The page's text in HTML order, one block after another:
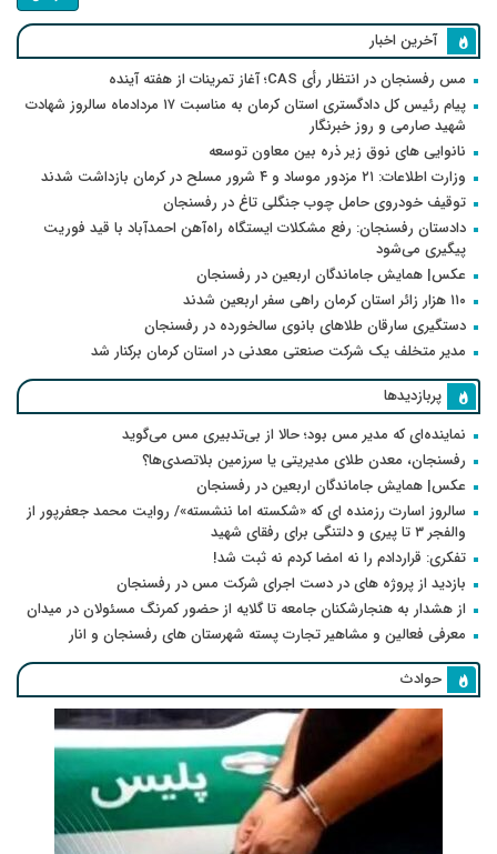
آخرین اخبار
مس رفسنجان در انتظار رأی CAS؛ آغاز تمرینات از هفته آینده
پیام رئیس کل دادگستری استان کرمان به مناسبت ۱۷ مردادماه سالروز شهادت
شهید صارمی و روز خبرنگار
نانوایی های نوق زیر ذره بین معاون توسعه
وزارت اطلاعات: ۲۱ مزدور موساد و ۴ شرور مسلح در کرمان بازداشت شدند
توقیف خودروی حامل چوب جنگلی تاغ در رفسنجان
دادستان رفسنجان: رفع مشکلات ایستگاه راه‌آهن احمدآباد با قید فوریت
پیگیری می‌شود
عکس| همایش جاماندگان اربعین در رفسنجان
۱۱۰ هزار زائر استان کرمان راهی سفر اربعین شدند
دستگیری سارقان طلاهای بانوی سالخورده در رفسنجان
مدیر متخلف یک شرکت صنعتی معدنی در استان کرمان برکنار شد
پربازدیدها
نماینده‌ای که مدیر مس بود؛ حالا از بی‌تدبیری مس می‌گوید
رفسنجان، معدن طلای مدیریتی یا سرزمین بلاتصدی‌ها؟
عکس| همایش جاماندگان اربعین در رفسنجان
سالروز اسارت رزمنده ای که «شکسته اما ننشسته»/ روایت محمد جعفرپور از
والفجر ۳ تا پیری و دلتنگی برای رفقای شهید
تفکری: قراردادم را نه امضا کردم نه ثبت شد!
بازدید از پروژه های در دست اجرای شرکت مس در رفسنجان
از هشدار به هنجارشکنان جامعه تا گلایه از حضور کمرنگ مسئولان در میدان
معرفی فعالین و مشاهیر تجارت پسته شهرستان های رفسنجان و انار
حوادث